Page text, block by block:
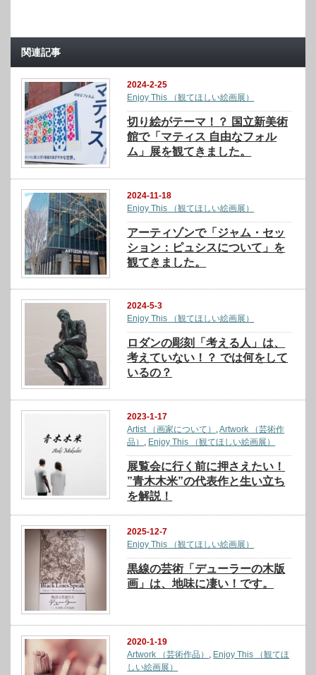
関連記事
2024-2-25
Enjoy This （観てほしい絵画展）
切り絵がテーマ！？ 国立新美術
館で「マティス 自由なフォル
ム」展を観てきました。
2024-11-18
Enjoy This （観てほしい絵画展）
アーティゾンで「ジャム・セッ
ション：ピュシスについて」を
観てきました。
2024-5-3
Enjoy This （観てほしい絵画展）
ロダンの彫刻「考える人」は、
考えていない！？ では何をして
いるの？
2023-1-17
Artist （画家について）
,Artwork （芸術作
品）
Enjoy This （観てほしい絵画展）
展覧会に行く前に押さえたい！
”青木木米”の代表作と生い立ち
を解説！
2025-12-7
Enjoy This （観てほしい絵画展）
黒線の芸術「デューラーの木版
画」は、地味に凄い！です。
2020-1-19
Artwork （芸術作品） , Enjoy This （観てほ
しい絵画展）